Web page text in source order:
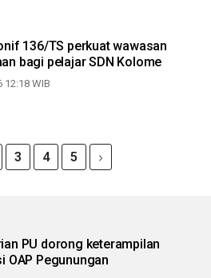
136/TS perkuat wawasan
bagi pelajar SDN Kolome
12:18 WIB
3 4 5
PU dorong keterampilan
OAP Pegunungan